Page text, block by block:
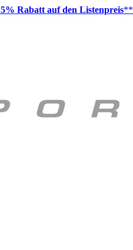
Rabatt auf den Listenpreis**